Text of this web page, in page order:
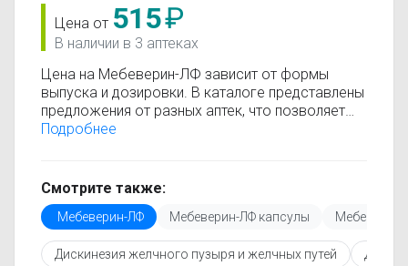
Цена от 515₽
В наличии в 3 аптеках
Цена на Мебеверин-ЛФ зависит от формы
выпуска и дозировки. В каталоге представлены
предложения от разных аптек, что позволяет
быстро найти, где купить Мебеверин-ЛФ по
только актуальные данные.
Перед покупкой рекомендуется ознакомиться с
инструкцией по применению, показаниями и
противопоказаниями. При необходимости вы
можете подобрать аналоги Мебеверин-ЛФ с
Подробнее
Смотрите также:
Мебеверин-ЛФ Мебеверин-ЛФ капсулы
Дискинезия желчного пузыря и желчных путей